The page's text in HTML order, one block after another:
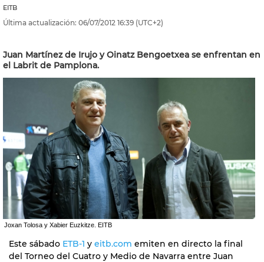
EITB
Última actualización: 06/07/2012 16:39 (UTC+2)
Juan Martínez de Irujo y Oinatz Bengoetxea se enfrentan en
el Labrit de Pamplona.
Joxan Tolosa y Xabier Euzkitze. EITB
Este sábado ETB-1 y eitb.com emiten en directo la final
del Torneo del Cuatro y Medio de Navarra entre Juan